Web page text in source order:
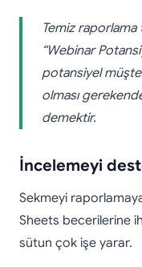
Temiz
“Webinar
potansiyel
olması
demektir.
İncelemeyi
Sekmeyi
Sheets becerilerine
sütun çok işe yarar.